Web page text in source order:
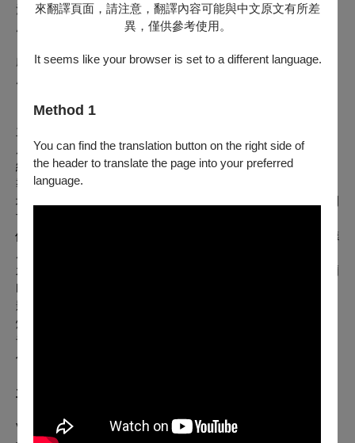
來翻譯頁面，請注意，翻譯內容可能與中文原文有所差
異，僅供參考使用。
It seems like your browser is set to a different language.
Method 1
You can find the translation button on the right side of
the header to translate the page into your preferred
language.
法，奇幻與真實並行
劇場盛宴
主創團隊
原著作家 Novelist｜楊．馬泰爾 Yann Martel
編劇 Playwright｜羅莉塔．查克拉芭蒂 Lolita Chakrabarti
導演 Director｜馬克斯．韋柏斯特 Max Webster
場景與服裝設計 Set and Costume Designer｜
Tim Hatley
偶戲動作指導 Puppetry and Movement Director｜芬恩．考德
木偶設計 Puppet Designers｜尼克．巴恩斯&芬恩．考德威爾
Nick Barnes & Finn Caldwell
影像設計 Video Designer｜安德列．古爾丁 Andrzej Goulding
燈光設計 Lighting Designer｜提姆．盧特金 Tim Lutkin
音效設計 Sound Designer｜卡洛琳．唐寧Carolyn Downing
作曲家 Composer｜安德魯．T．麥凱 Andrew T. Mackay
主要演員名單
Venugopal